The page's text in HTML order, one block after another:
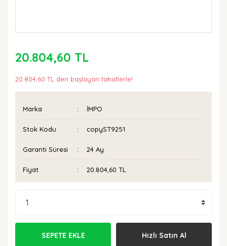
20.804,60 TL
20.804,60 TL den başlayan taksitlerle!
Marka İMPO
Stok Kodu copyST9251
Garanti Süresi 24 Ay
Fiyat 20.804,60 TL
SEPETE EKLE Hızlı Satın Al